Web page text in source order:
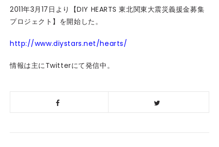
2011年3月17日より【DIY HEARTS 東北関東大震災義援金募集
プロジェクト】を開始した。
http://www.diystars.net/hearts/
情報は主にTwitterにて発信中。